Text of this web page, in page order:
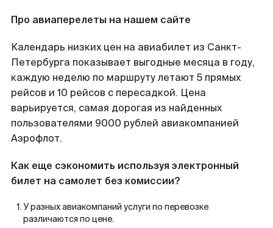
Про авиаперелеты на нашем сайте
Календарь низких цен на авиабилет из Санкт-
Петербурга показывает выгодные месяца в году,
каждую неделю по маршруту летают 5 прямых
рейсов и 10 рейсов с пересадкой. Цена
варьируется, самая дорогая из найденных
пользователями 9000 рублей авиакомпанией
Аэрофлот.
Как еще сэкономить используя электронный
билет на самолет без комиссии?
У разных авиакомпаний услуги по перевозке
различаются по цене.